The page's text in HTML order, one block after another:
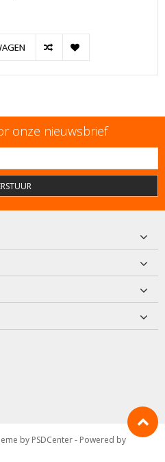
onze nieuwsbrief
by PSDCenter- Powered by